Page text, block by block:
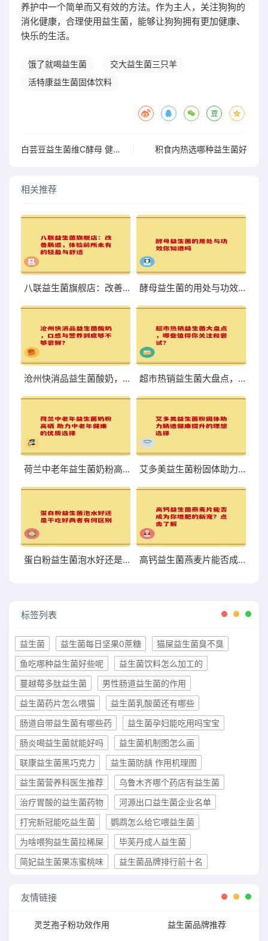
养护中一个简单而又有效的方法。作为主人，关注狗狗的
消化健康，合理使用益生菌，能够让狗狗拥有更加健康、
快乐的生活。
饿了就喝益生菌
交大益生菌三只羊
活特康益生菌固体饮料
白芸豆益生菌维C酵母 健康新组合带来的奇妙功效 积食内热选哪种益生菌好
相关推荐
八联益生菌旗舰店：改善肠道，体验前所未有的轻盈与舒适 酵母益生菌的用处与功效你知道吗
沧州快消品益生菌酸奶，口感与营养到底够不够尝鲜？ 超市热销益生菌大盘点，哪些值得你关注和尝试？
荷兰中老年益生菌奶粉高硒 助力中老年健康的优质选择 艾多美益生菌粉固体助力肠道健康提升的理想选择
蛋白粉益生菌泡水好还是干吃好两者有何区别 高钙益生菌燕麦片能否成为你增肥的新宠？点击了解
标签列表
益生菌 益生菌每日坚果0蔗糖
猫屎益生菌臭不臭
鱼吃哪种益生菌好些呢
益生菌饮料怎么加工的
蔓越莓多肽益生菌
男性肠道益生菌的作用
益生菌药片怎么喂猫
益生菌乳酸菌还有哪些
肠道自带益生菌有哪些药
益生菌孕妇能吃用吗宝宝
肠炎喝益生菌就能好吗
益生菌机制图怎么画
联康益生菌黑巧克力
益生菌防龋 作用机理图
益生菌营养科医生推荐
乌鲁木齐哪个药店有益生菌
治疗胃酸的益生菌药物
河源出口益生菌企业名单
打完新冠能吃益生菌
鹦鹉怎么给它喂益生菌
为啥喂狗益生菌拉稀屎
毕芙丹成人益生菌
简妃益生菌果冻蜜桃味
益生菌品牌排行前十名
友情链接
灵芝孢子粉功效作用 益生菌品牌推荐